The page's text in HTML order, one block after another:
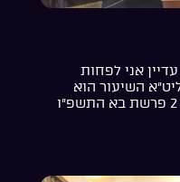
אני לפחות
השיעור הוא